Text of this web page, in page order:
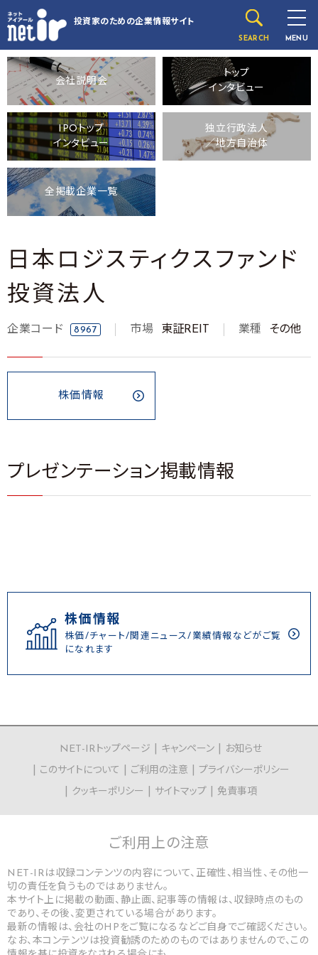
投資家のための企業情報サイト
SEARCH MENU
会社説明会
トップ
インタビュー
IPOトップ
インタビュー
独立行政法人
／地方自治体
全掲載企業一覧
日本ロジスティクスファンド
投資法人
企業コード 8967 市場 東証REIT 業種 その他
株価情報
プレゼンテーション掲載情報
株価情報
株価/チャート/関連ニュース/業績情報などがご覧
になれます
NET-IRトップページ キャンペーン
お知らせ
このサイトについて
ご利用の注意
プライバシーポリシー
クッキーポリシー
サイトマップ 免責事項
ご利用上の注意
NET-IRは収録コンテンツの内容について、正確性、相当性、その他一
切の責任を負うものではありません。
本サイト上に掲載の動画、静止画、記事等の情報は、収録時点のもの
であり、その後、変更されている場合があります。
最新の情報は、会社のHPをご覧になるなどご自身でご確認ください。
なお、本コンテンツは投資勧誘のためのものではありませんので、この